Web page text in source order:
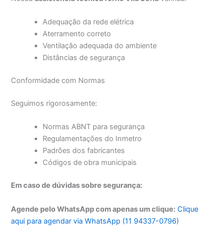
Adequação da rede elétrica
Aterramento correto
Ventilação adequada do ambiente
Distâncias de segurança
Conformidade com Normas
Seguimos rigorosamente:
Normas ABNT para segurança
Regulamentações do Inmetro
Padrões dos fabricantes
Códigos de obra municipais
Em caso de dúvidas sobre segurança:
Agende pelo WhatsApp com apenas um clique: Clique
aqui para agendar via WhatsApp (11 94337-0796)